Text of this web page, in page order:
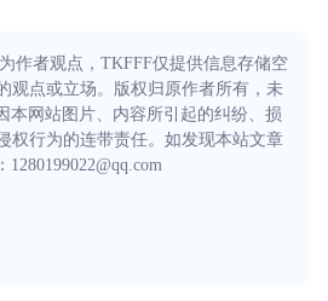
作者观点，TKFFF仅提供信息存储空
观点或立场。版权归原作者所有，未
本网站图片、内容所引起的纠纷、损
权行为的连带责任。如发现本站文章